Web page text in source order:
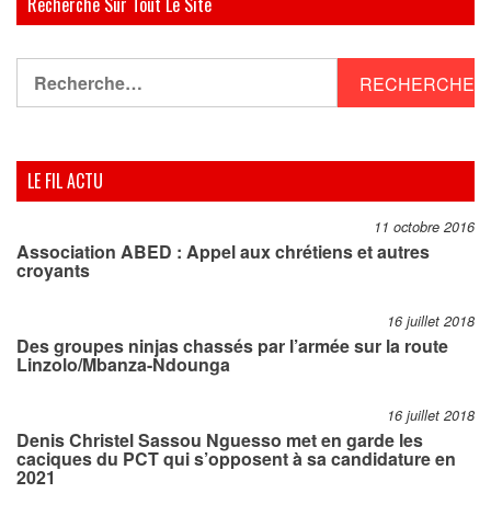
LE FIL ACTU
11 octobre 2016
Association ABED : Appel aux chrétiens et autres
croyants
16 juillet 2018
Des groupes ninjas chassés par l’armée sur la route
Linzolo/Mbanza-Ndounga
16 juillet 2018
Denis Christel Sassou Nguesso met en garde les
caciques du PCT qui s’opposent à sa candidature en
2021